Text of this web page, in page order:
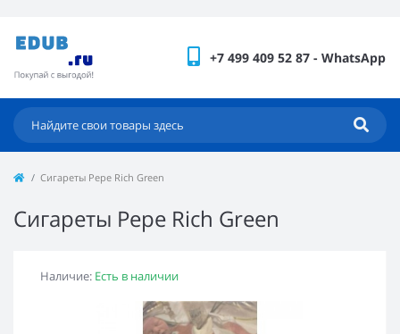
+7 499 409 52 87 - WhatsApp
Сигареты Pepe Rich Green
Сигареты Pepe Rich Green
Наличие: Есть в наличии